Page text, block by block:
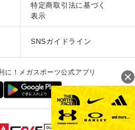
特定商取引法に基づく
表示
SNSガイドライン
に！メガスポーツ公式アプリ